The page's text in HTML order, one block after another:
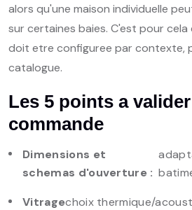
alors qu'une maison individuelle
sur certaines baies. C'est pour cela
doit etre configuree par contexte,
catalogue.
Les 5 points a
commande
Dimensions et
schemas d'ouverture :
Vitragechoix thermique/